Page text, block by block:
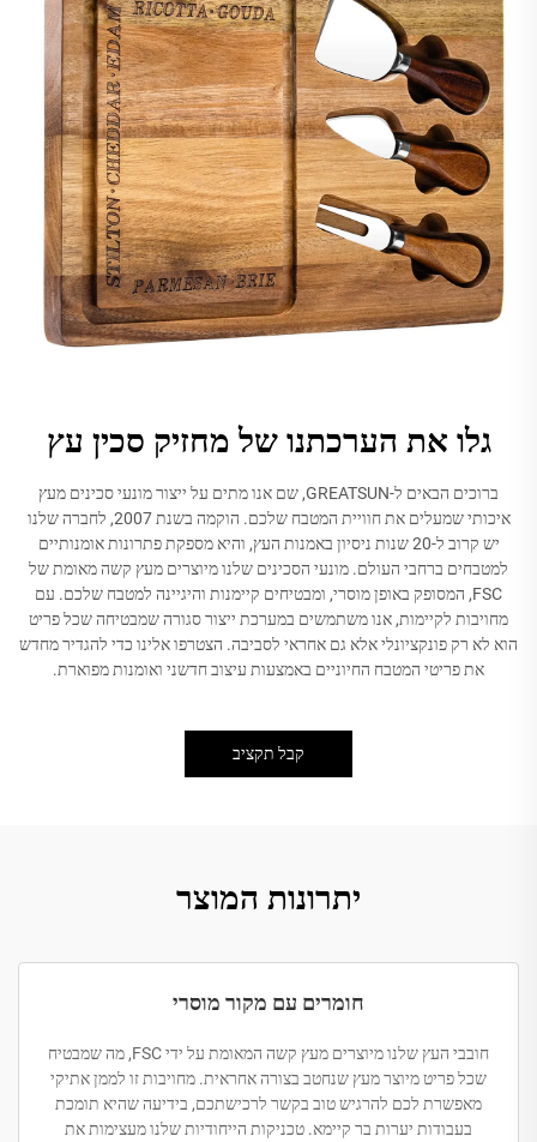
גלו את הערכתנו של מחזיק סכין עץ
ברוכים הבאים ל-GREATSUN, שם אנו מתים על ייצור מונעי סכינים מעץ
איכותי שמעלים את חוויית המטבח שלכם. הוקמה בשנת 2007, לחברה שלנו
יש קרוב ל-20 שנות ניסיון באמנות העץ, והיא מספקת פתרונות אומנותיים
למטבחים ברחבי העולם. מונעי הסכינים שלנו מיוצרים מעץ קשה מאומת של
FSC, המסופק באופן מוסרי, ומבטיחים קיימנות והיגיינה למטבח שלכם. עם
מחויבות לקיימות, אנו משתמשים במערכת ייצור סגורה שמבטיחה שכל פריט
הוא לא רק פונקציונלי אלא גם אחראי לסביבה. הצטרפו אלינו כדי להגדיר מחדש
את פריטי המטבח החיוניים באמצעות עיצוב חדשני ואומנות מפוארת.
קבל תקציב
יתרונות המוצר
חומרים עם מקור מוסרי
חובבי העץ שלנו מיוצרים מעץ קשה המאומת על ידי FSC, מה שמבטיח
שכל פריט מיוצר מעץ שנחטב בצורה אחראית. מחויבות זו לממן אתיקי
מאפשרת לכם להרגיש טוב בקשר לרכישתכם, בידיעה שהיא תומכת
בעבודות יערות בר קיימא. טכניקות הייחודיות שלנו מעצימות את